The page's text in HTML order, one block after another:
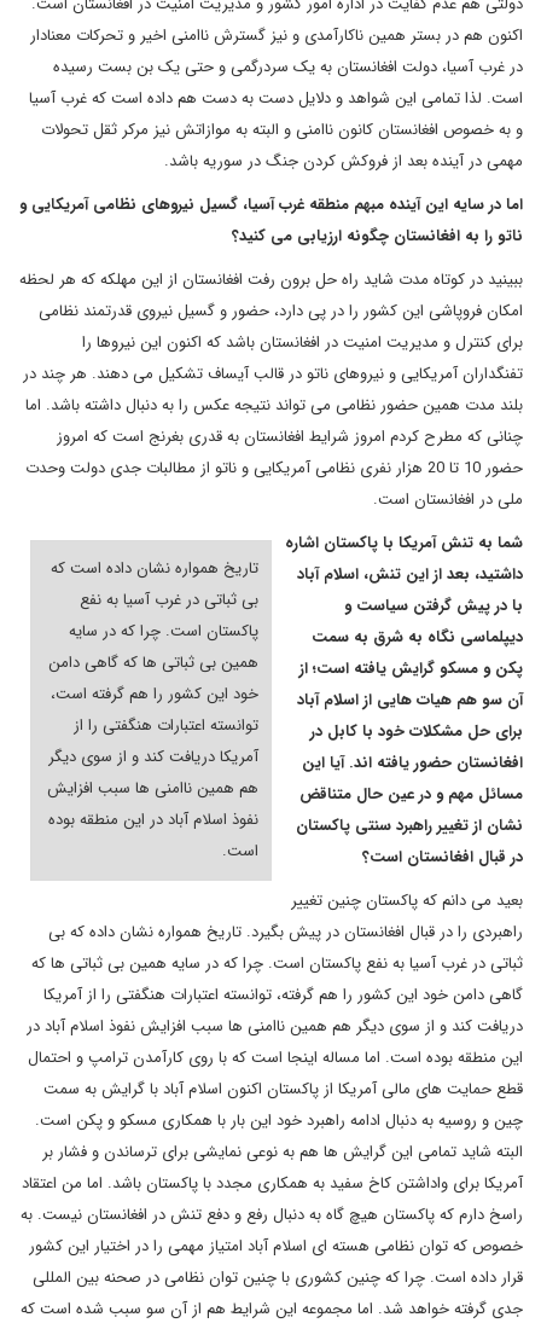
اکنون هم در بستر همین ناکارآمدی و نیز گسترش ناامنی اخیر و تحرکات معنادار
در غرب آسیا، دولت افغانستان به یک سردرگمی و حتی یک بن بست رسیده
است. لذا تمامی این شواهد و دلایل دست به دست هم داده است که غرب آسیا
و به خصوص افغانستان کانون ناامنی و البته به موازاتش نیز مرکر ثقل تحولات
مهمی در آینده بعد از فروکش کردن جنگ در سوریه باشد.
اما در سایه این آینده مبهم منطقه غرب آسیا، گسیل نیروهای نظامی آمریکایی و
ناتو را به افغانستان چگونه ارزیابی می کنید؟
ببینید در کوتاه مدت شاید راه حل برون رفت افغانستان از این مهلکه که هر لحظه
امکان فروپاشی این کشور را در پی دارد، حضور و گسیل نیروی قدرتمند نظامی
برای کنترل و مدیریت امنیت در افغانستان باشد که اکنون این نیروها را
تفنگداران آمریکایی و نیروهای ناتو در قالب آیساف تشکیل می دهند. هر چند در
بلند مدت همین حضور نظامی می تواند نتیجه عکس را به دنبال داشته باشد. اما
چنانی که مطرح کردم امروز شرایط افغانستان به قدری بغرنج است که امروز
حضور 10 تا 20 هزار نفری نظامی آمریکایی و ناتو از مطالبات جدی دولت وحدت
ملی در افغانستان است.
تاریخ همواره نشان داده است که
بی ثباتی در غرب آسیا به نفع
پاکستان است. چرا که در سایه
همین بی ثباتی ها که گاهی دامن
خود این کشور را هم گرفته است،
توانسته اعتبارات هنگفتی را از
آمریکا دریافت کند و از سوی دیگر
هم همین ناامنی ها سبب افزایش
نفوذ اسلام آباد در این منطقه بوده
است.
شما به تنش آمریکا با پاکستان اشاره
داشتید، بعد از این تنش، اسلام آباد
با در پیش گرفتن سیاست و
دیپلماسی نگاه به شرق به سمت
پکن و مسکو گرایش یافته است؛ از
آن سو هم هیات هایی از اسلام آباد
برای حل مشکلات خود با کابل در
افغانستان حضور یافته اند. آیا این
مسائل مهم و در عین حال متناقض
نشان از تغییر راهبرد سنتی پاکستان
در قبال افغانستان است؟
بعید می دانم که پاکستان چنین تغییر
راهبردی را در قبال افغانستان در پیش بگیرد. تاریخ همواره نشان داده که بی
ثباتی در غرب آسیا به نفع پاکستان است. چرا که در سایه همین بی ثباتی ها که
گاهی دامن خود این کشور را هم گرفته، توانسته اعتبارات هنگفتی را از آمریکا
دریافت کند و از سوی دیگر هم همین ناامنی ها سبب افزایش نفوذ اسلام آباد در
این منطقه بوده است. اما مساله اینجا است که با روی کارآمدن ترامپ و احتمال
قطع حمایت های مالی آمریکا از پاکستان اکنون اسلام آباد با گرایش به سمت
چین و روسیه به دنبال ادامه راهبرد خود این بار با همکاری مسکو و پکن است.
البته شاید تمامی این گرایش ها هم به نوعی نمایشی برای ترساندن و فشار بر
آمریکا برای واداشتن کاخ سفید به همکاری مجدد با پاکستان باشد. اما من اعتقاد
راسخ دارم که پاکستان هیچ گاه به دنبال رفع و دفع تنش در افغانستان نیست. به
خصوص که توان نظامی هسته ای اسلام آباد امتیاز مهمی را در اختیار این کشور
قرار داده است. چرا که چنین کشوری با چنین توان نظامی در صحنه بین المللی
جدی گرفته خواهد شد. اما مجموعه این شرایط هم از آن سو سبب شده است که